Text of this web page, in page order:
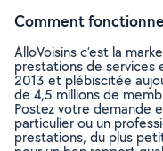
Comment
AlloVoisins c’est la
prestations de services
2013 et plébiscitée
de 4,5 millions de
Postez votre demande
particulier ou un
prestations, du plus